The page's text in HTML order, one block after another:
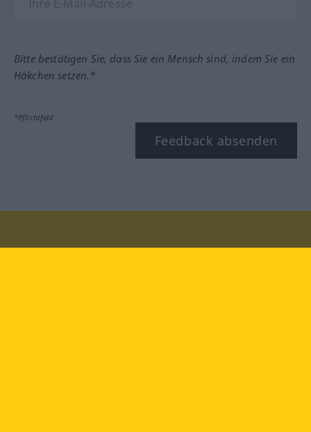
Bitte bestätigen Sie, dass Sie ein Mensch sind, indem Sie ein
Häkchen setzen.*
*Pflichtfeld
Feedback absenden
Besuchen Sie uns auf: